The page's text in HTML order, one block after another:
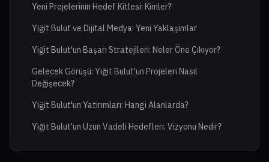
Yeni Projelerinin Hedef Kitlesi: Kimler?
Yiğit Bulut ve Dijital Medya: Yeni Yaklaşımlar
Yiğit Bulut'un Başarı Stratejileri: Neler Öne Çıkıyor?
Gelecek Görüşü: Yiğit Bulut'un Projeleri Nasıl
Değişecek?
Yiğit Bulut'un Yatırımları: Hangi Alanlarda?
Yiğit Bulut'un Uzun Vadeli Hedefleri: Vizyonu Nedir?